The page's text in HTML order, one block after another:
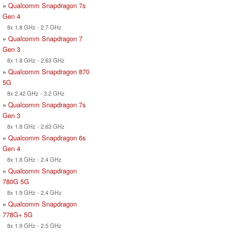
» Qualcomm Snapdragon 7s
Gen 4
8x 1.8 GHz - 2.7 GHz
» Qualcomm Snapdragon 7
Gen 3
8x 1.8 GHz - 2.63 GHz
» Qualcomm Snapdragon 870
5G
8x 2.42 GHz - 3.2 GHz
» Qualcomm Snapdragon 7s
Gen 3
8x 1.8 GHz - 2.63 GHz
» Qualcomm Snapdragon 6s
Gen 4
8x 1.8 GHz - 2.4 GHz
» Qualcomm Snapdragon
780G 5G
8x 1.9 GHz - 2.4 GHz
» Qualcomm Snapdragon
778G+ 5G
8x 1.9 GHz - 2.5 GHz